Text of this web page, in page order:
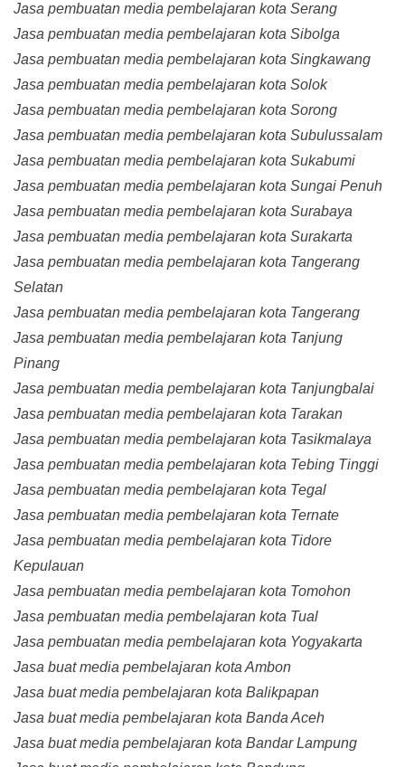
Jasa pembuatan media pembelajaran kota Serang
Jasa pembuatan media pembelajaran kota Sibolga
Jasa pembuatan media pembelajaran kota Singkawang
Jasa pembuatan media pembelajaran kota Solok
Jasa pembuatan media pembelajaran kota Sorong
Jasa pembuatan media pembelajaran kota Subulussalam
Jasa pembuatan media pembelajaran kota Sukabumi
Jasa pembuatan media pembelajaran kota Sungai Penuh
Jasa pembuatan media pembelajaran kota Surabaya
Jasa pembuatan media pembelajaran kota Surakarta
Jasa pembuatan media pembelajaran kota Tangerang
Selatan
Jasa pembuatan media pembelajaran kota Tangerang
Jasa pembuatan media pembelajaran kota Tanjung
Pinang
Jasa pembuatan media pembelajaran kota Tanjungbalai
Jasa pembuatan media pembelajaran kota Tarakan
Jasa pembuatan media pembelajaran kota Tasikmalaya
Jasa pembuatan media pembelajaran kota Tebing Tinggi
Jasa pembuatan media pembelajaran kota Tegal
Jasa pembuatan media pembelajaran kota Ternate
Jasa pembuatan media pembelajaran kota Tidore
Kepulauan
Jasa pembuatan media pembelajaran kota Tomohon
Jasa pembuatan media pembelajaran kota Tual
Jasa pembuatan media pembelajaran kota Yogyakarta
Jasa buat media pembelajaran kota Ambon
Jasa buat media pembelajaran kota Balikpapan
Jasa buat media pembelajaran kota Banda Aceh
Jasa buat media pembelajaran kota Bandar Lampung